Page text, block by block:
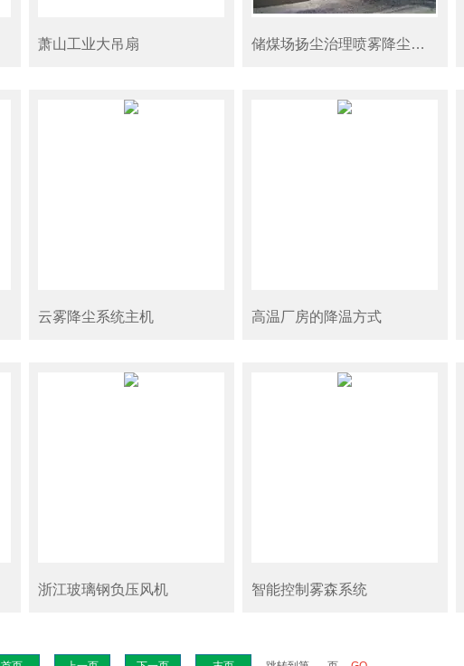
萧山工业大吊扇 储煤场扬尘治理喷雾降尘方案
云雾降尘系统主机 高温厂房的降温方式
浙江玻璃钢负压风机 智能控制雾森系统